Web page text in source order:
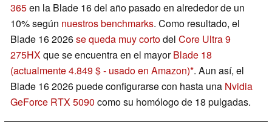
365en la Blade 16 del año pasado en alrededor de un
10% según nuestros benchmarks. Como resultado, el
Blade 16 2026se queda muy cortodel Core Ultra 9
275HXque se encuentra en el mayorBlade 18
(actualmente 4.849 $ - usado en Amazon) . Aun así, el
Blade 16 2026 puede configurarse con hasta una Nvidia
GeForce RTX 5090 como su homólogo de 18 pulgadas.